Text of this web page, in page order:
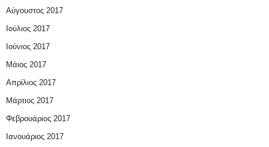
Αύγουστος 2017
Ιούλιος 2017
Ιούνιος 2017
Μάιος 2017
Απρίλιος 2017
Μάρτιος 2017
Φεβρουάριος 2017
Ιανουάριος 2017